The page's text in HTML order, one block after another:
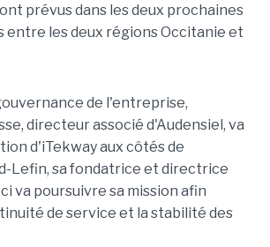
prévus dans les deux prochaines
entre les deux régions Occitanie et
de l'entreprise,
directeur associé d'Audensiel, va
d'iTekway aux côtés de
Lefin, sa fondatrice et directrice
va poursuivre sa mission afin
de service et la stabilité des